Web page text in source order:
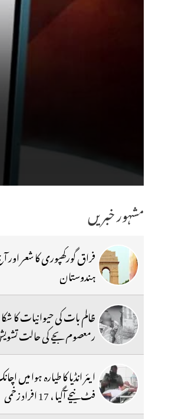
مشہور خبریں
فراق گورکھپوری کا شعر اور
ہندوستان
ظالم بات کی حیوانیات کا شکا
رمعصوم بچے کی حالت
فٹ نیچے آگیا ، 17 افراد زخمی